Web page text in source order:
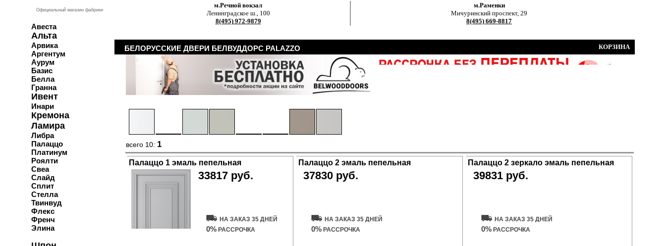
Официальный магазин фабрики
Авеста
Альта
Арвика
Аргентум
Аурум
Базис
Белла
Гранна
Ивент
Инари
Кремона
Ламира
Либра
Палаццо
Платинум
Роялти
Свеа
Слайд
Сплит
Стелла
Твинвуд
Флекс
Френч
Элина
м.Речной вокзал
Ленинградское ш., 100
8(495) 972-9879
м.Раменки
Мичуринский проспект, 29
8(495) 669-8817
КОРЗИНА
БЕЛОРУССКИЕ ДВЕРИ БЕЛВУДДОРС PALAZZO
всего 10: 1
Палаццо 1 эмаль пепельная
33817 руб.
НА ЗАКАЗ 35 ДНЕЙ
0% РАССРОЧКА
Палаццо 2 эмаль пепельная
37830 руб.
НА ЗАКАЗ 35 ДНЕЙ
0% РАССРОЧКА
Палаццо 2 зеркало эмаль пепельная
39831 руб.
НА ЗАКАЗ 35 ДНЕЙ
0% РАССРОЧКА